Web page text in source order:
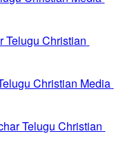
Telugu Christian
Christian Media
Telugu Christian